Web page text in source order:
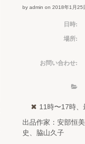
by admin on 2018年1月25
日時:
場所:
お問い合わせ:
11時〜17時
出品作家：安部恒
史、脇山久子